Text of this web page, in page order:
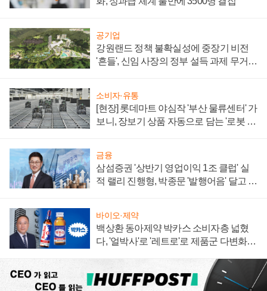
공기업
강원랜드 정책 불확실성에 중장기 비전
'흔들', 신임 사장의 정부 설득 과제 무거워
소비자·유통
[현장] 롯데마트 야심작 '부산 물류센터' 가
보니, 장보기 상품 자동으로 담는 '로봇 40
금융
삼섬증권 '상반기 영업이익 1조 클럽' 실
적 랠리 진행형, 박종문 '발행어음' 달고 연
바이오·제약
백상환 동아제약 박카스 소비자층 넓혔
다, '얼박사'로 '레트로'로 제품군 다변화